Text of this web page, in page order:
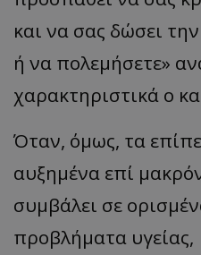
και να σας δώσει
ή να πολεμήσετε»
χαρακτηριστικά ο
Όταν, όμως, τα
αυξημένα επί
συμβάλει σε
προβλήματα υγείας,